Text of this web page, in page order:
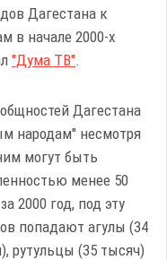
Дагестана к
в начале 2000-х
"Дума ТВ".
Дагестана
народам" несмотря
могут быть
менее 50
2000 год, под эту
попадают агулы (34
рутульцы (35 тысяч)